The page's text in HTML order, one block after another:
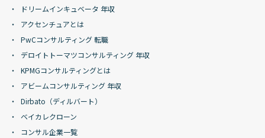
ドリームインキュベータ 年収
アクセンチュアとは
PwCコンサルティング 転職
デロイトトーマツコンサルティング 年収
KPMGコンサルティングとは
アビームコンサルティング 年収
Dirbato（ディルバート）
ベイカレクローン
コンサル企業一覧